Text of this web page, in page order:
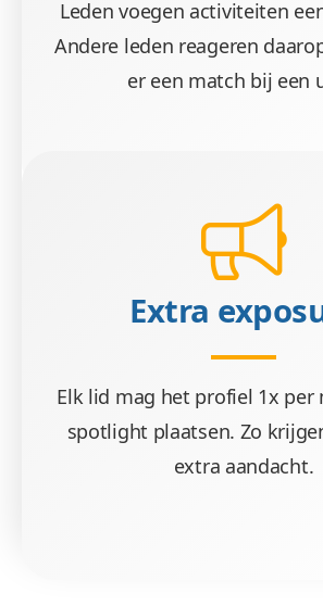
Leden voegen activiteiten
Andere leden reageren
er een match bij een
Extra
Elk lid mag het profiel 1x per
spotlight plaatsen. Zo
extra aandacht.